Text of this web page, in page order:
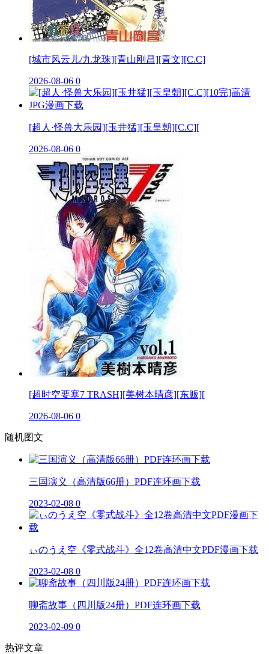
[城市风云儿/九龙珠][青山刚昌][青文][C.C]
2026-08-06 0
[超人·怪兽大乐园][玉井猛][玉皇朝][C.C][
2026-08-06 0
[超时空要塞7 TRASH][美树本晴彦][东贩][
2026-08-06 0
随机图文
三国演义（高清版66册）PDF连环画下载
2023-02-08 0
ぃのうえ空《零式战斗》全12卷高清中文PDF漫画下载
2023-02-08 0
聊斋故事（四川版24册）PDF连环画下载
2023-02-09 0
热评文章